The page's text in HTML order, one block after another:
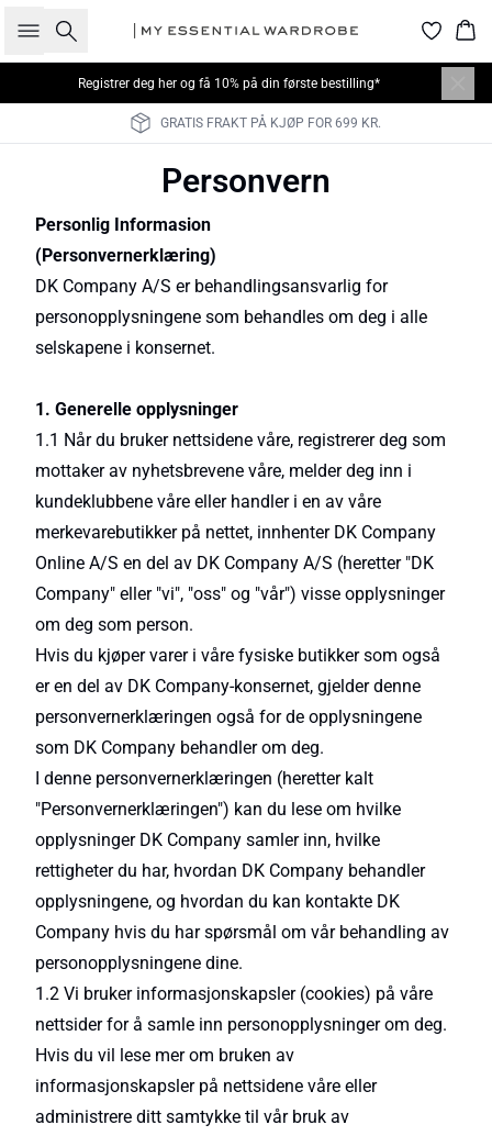
Søk
Registrer deg herog få 10% på din første bestilling*
30 DAGERS FULL RETURRETT
Personvern
Personlig Informasion
(Personvernerklæring)
DK Company A/S er behandlingsansvarlig for
personopplysningene som behandles om deg i alle
selskapene i konsernet.
1. Generelle opplysninger
1.1 Når du bruker nettsidene våre, registrerer deg som
mottaker av nyhetsbrevene våre, melder deg inn i
kundeklubbene våre eller handler i en av våre
merkevarebutikker på nettet, innhenter DK Company
Online A/S en del av DK Company A/S (heretter "DK
Company" eller "vi", "oss" og "vår") visse opplysninger
om deg som person.
Hvis du kjøper varer i våre fysiske butikker som også
er en del av DK Company-konsernet, gjelder denne
personvernerklæringen også for de opplysningene
som DK Company behandler om deg.
I denne personvernerklæringen (heretter kalt
"Personvernerklæringen") kan du lese om hvilke
opplysninger DK Company samler inn, hvilke
rettigheter du har, hvordan DK Company behandler
opplysningene, og hvordan du kan kontakte DK
Company hvis du har spørsmål om vår behandling av
personopplysningene dine.
1.2 Vi bruker informasjonskapsler (cookies) på våre
nettsider for å samle inn personopplysninger om deg.
Hvis du vil lese mer om bruken av
informasjonskapsler på nettsidene våre eller
administrere ditt samtykke til vår bruk av